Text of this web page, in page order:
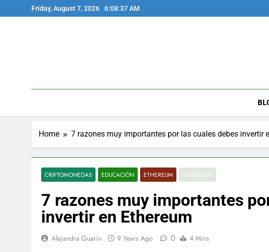
to
Friday, August 7, 2026 6:08:38 AM
Home 7 razones muy importantes por las cuales debes invertir
CRIPTOMONEDAS EDUCACIÓN ETHEREUM INVERSIÓN
7 razones muy importantes
invertir en Ethereum
Alejandra Guarín 9 Years Ago 0 4 Mins